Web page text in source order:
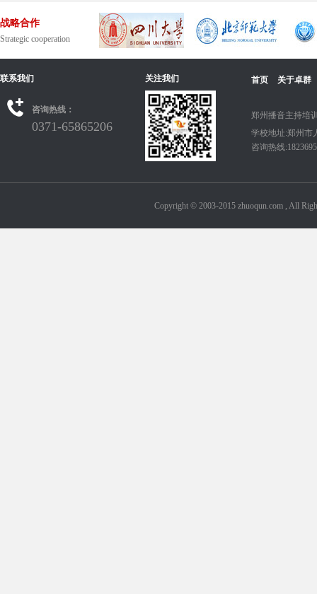
战略合作
Strategic cooperation
联系我们
咨询热线：
0371-65865206
关注我们 首页 关于卓群
郑州播音主持培
学校地址:郑州市
咨询热线
Copyright © 2003-2015 zhuoqun.com , All